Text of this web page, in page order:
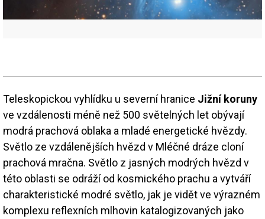
Teleskopickou vyhlídku u severní hranice Jižní koruny
ve vzdálenosti méně než 500 světelných let obývají
modrá prachová oblaka a mladé energetické hvězdy.
Světlo ze vzdálenějších hvězd v Mléčné dráze cloní
prachová mračna. Světlo z jasných modrých hvězd v
této oblasti se odráží od kosmického prachu a vytváří
charakteristické modré světlo, jak je vidět ve výrazném
komplexu reflexních mlhovin katalogizovaných jako